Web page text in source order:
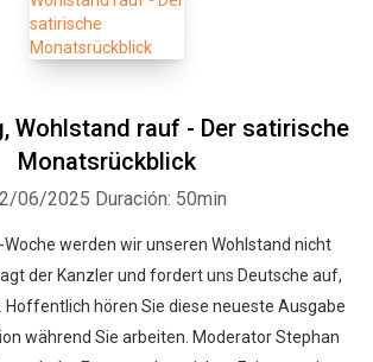
Wohlstand rauf - Der satirische
Monatsrückblick
06/2025 Duración: 50min
werden wir unseren Wohlstand nicht
der Kanzler und fordert uns Deutsche auf,
hören Sie diese neueste Ausgabe
während Sie arbeiten. Moderator Stephan